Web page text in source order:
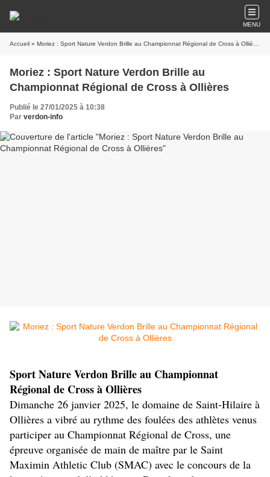
MENU
Accueil » Moriez : Sport Nature Verdon Brille au Championnat Régional de Cross à Ollières
Moriez : Sport Nature Verdon Brille au
Championnat Régional de Cross à Ollières
Publié le 27/01/2025 à 10:38
Par verdon-info
Sport Nature Verdon Brille au Championnat
Régional de Cross à Ollières
Dimanche 26 janvier 2025, le domaine de Saint-Hilaire à
Ollières a vibré au rythme des foulées des athlètes venus
participer au Championnat Régional de Cross, une
épreuve organisée de main de maître par le Saint
Maximin Athletic Club (SMAC) avec le concours de la